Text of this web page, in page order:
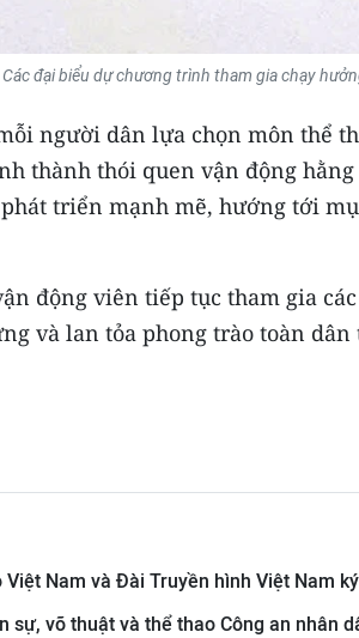
Các đại biểu dự chương trình tham gia chạy
người dân lựa chọn môn thể
thành thói quen vận động hằng
triển mạnh mẽ, hướng tới
động viên tiếp tục tham gia
và lan tỏa phong trào toàn
Việt Nam và Đài Truyền hình Việt Nam
sự, võ thuật và thể thao Công an nhân